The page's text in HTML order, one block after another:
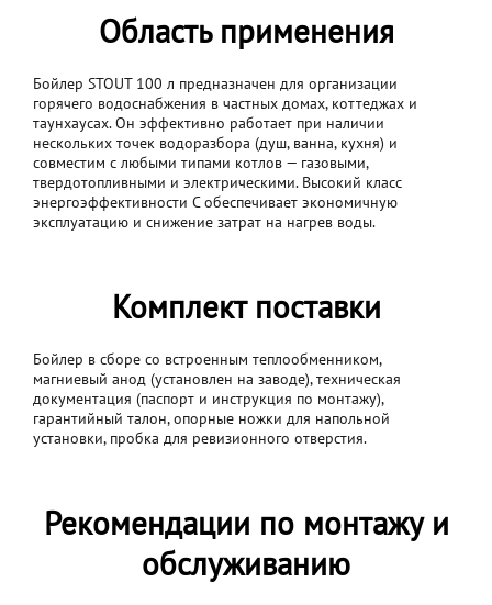
Область применения
Бойлер STOUT 100 л предназначен для организации
горячего водоснабжения в частных домах, коттеджах и
таунхаусах. Он эффективно работает при наличии
нескольких точек водоразбора (душ, ванна, кухня) и
совместим с любыми типами котлов — газовыми,
твердотопливными и электрическими. Высокий класс
энергоэффективности C обеспечивает экономичную
эксплуатацию и снижение затрат на нагрев воды.
Комплект поставки
Бойлер в сборе со встроенным теплообменником,
магниевый анод (установлен на заводе), техническая
документация (паспорт и инструкция по монтажу),
гарантийный талон, опорные ножки для напольной
установки, пробка для ревизионного отверстия.
Рекомендации по монтажу и
обслуживанию